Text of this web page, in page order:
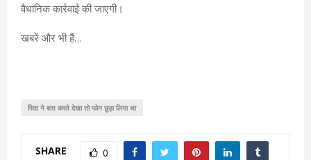
वैधानिक कार्रवाई की जाएगी।
खबरें और भी हैं…
पिता ने बात करते देखा तो फोन छुड़ा लिया था
SHARE 0